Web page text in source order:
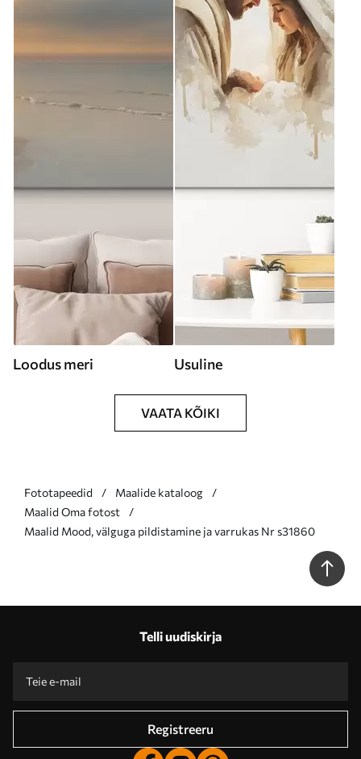
Loodus meri Usuline
VAATA KÕIKI
Fototapeedid
Maalide kataloog
Maalid Oma fotost
Maalid Mood, välguga pildistamine ja varrukas Nr s31860
Telli uudiskirja
Registreeru